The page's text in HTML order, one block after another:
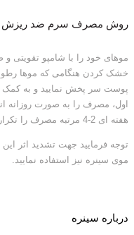
روش مصرف سرم ضد ریزش و
موهای خود را با شامپو
خشک کردن هنگامی که موها
پوست سر پخش نمایید و به کمک
اول، مصرف را به صورت روزانه
هفته ای 2-4 مرتبه مصرف را تکرار نمایید.
توجه فرمایید جهت تشدید اثر
موی سینره نیز استفاده نمایید.
درباره سینره